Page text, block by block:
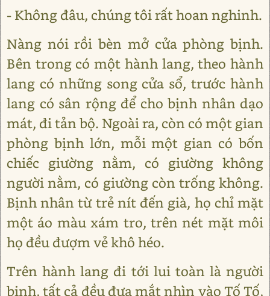
- Không đâu, chúng tôi rất hoan nghinh.
Nàng nói rồi bèn mở cửa phòng bịnh.
Bên trong có một hành lang, theo hành
lang có những song cửa sổ, trước hành
lang có sân rộng để cho bịnh nhân dạo
mát, đi tản bộ. Ngoài ra, còn có một gian
phòng bịnh lớn, mỗi một gian có bốn
chiếc giường nằm, có giường không
người nằm, có giường còn trống không.
Bịnh nhân từ trẻ nít đến già, họ chỉ mặt
một áo màu xám tro, trên nét mặt môi
họ đều đượm vẻ khô héo.
Trên hành lang đi tới lui toàn là người
bịnh, tất cả đều đưa mắt nhìn vào Tố Tố,